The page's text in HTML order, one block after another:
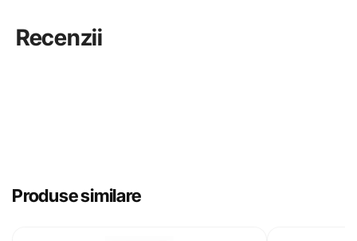
Recenzii
Produse similare